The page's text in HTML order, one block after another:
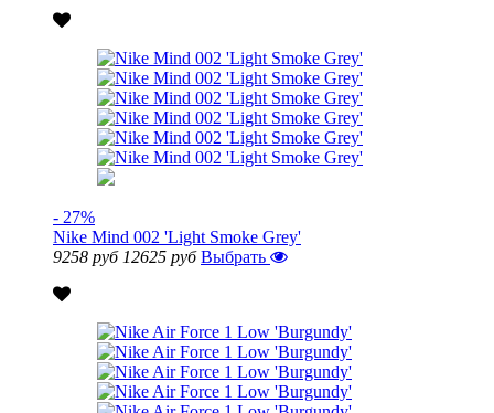
- 27%
Nike Mind 002 'Light Smoke Grey'
9258 руб 12625 руб Выбрать